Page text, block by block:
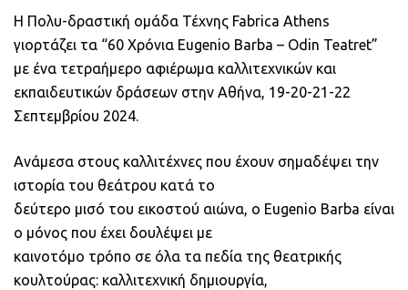
Η Πολυ-δραστική ομάδα Τέχνης Fabrica Athens
γιορτάζει τα “60 Χρόνια Eugenio Barba – Odin Teatret”
με ένα τετραήμερο αφιέρωμα καλλιτεχνικών και
εκπαιδευτικών δράσεων στην Αθήνα, 19-20-21-22
Σεπτεμβρίου 2024.
Ανάμεσα στους καλλιτέχνες που έχουν σημαδέψει την
ιστορία του θεάτρου κατά το
δεύτερο μισό του εικοστού αιώνα, ο Eugenio Barba είναι
ο μόνος που έχει δουλέψει με
καινοτόμο τρόπο σε όλα τα πεδία της θεατρικής
κουλτούρας: καλλιτεχνική δημιουργία,